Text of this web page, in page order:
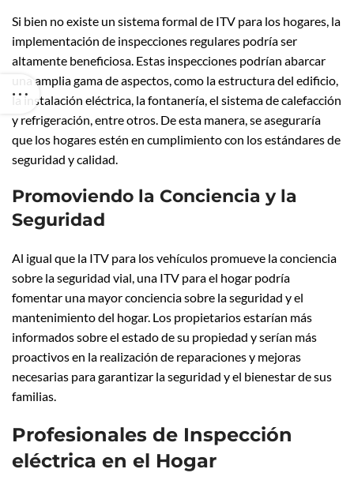
Si bien no existe un sistema formal de ITV para los hogares, la
implementación de inspecciones regulares podría ser
altamente beneficiosa. Estas inspecciones podrían abarcar
una amplia gama de aspectos, como la estructura del edificio,
la instalación eléctrica, la fontanería, el sistema de calefacción
y refrigeración, entre otros. De esta manera, se aseguraría
que los hogares estén en cumplimiento con los estándares de
seguridad y calidad.
Promoviendo la Conciencia y la
Seguridad
Al igual que la ITV para los vehículos promueve la conciencia
sobre la seguridad vial, una ITV para el hogar podría
fomentar una mayor conciencia sobre la seguridad y el
mantenimiento del hogar. Los propietarios estarían más
informados sobre el estado de su propiedad y serían más
proactivos en la realización de reparaciones y mejoras
necesarias para garantizar la seguridad y el bienestar de sus
familias.
Profesionales de Inspección
eléctrica en el Hogar